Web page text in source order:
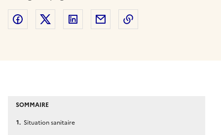
Partager sur Facebook
Partager sur Twitter
Partager sur LinkedIn
Partager par email
SOMMAIRE
Situation sanitaire